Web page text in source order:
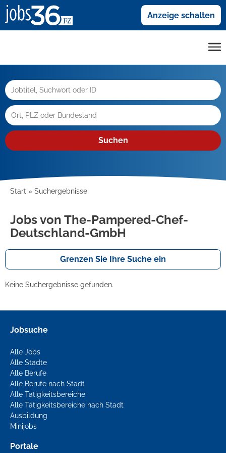
Anzeige schalten
Suchen
Start Suchergebnisse
Jobs von The-Pampered-Chef-
Deutschland-GmbH
Grenzen Sie Ihre Suche ein
Keine Suchergebnisse gefunden.
Jobsuche
Alle Jobs
Alle Städte
Alle Berufe
Alle Berufe nach Stadt
Alle Tätigkeitsbereiche
Alle Tätigkeitsbereiche nach Stadt
Ausbildung
Minijobs
Portale